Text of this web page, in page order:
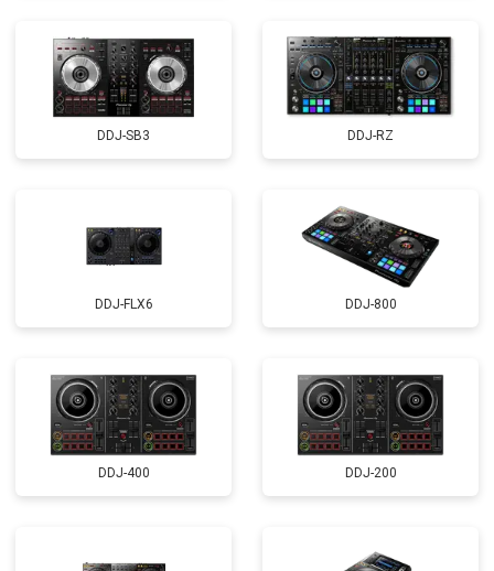
DDJ-SB3 DDJ-RZ
DDJ-FLX6 DDJ-800
DDJ-400 DDJ-200